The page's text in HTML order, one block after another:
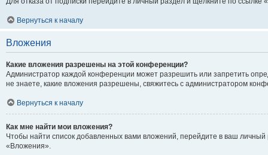
Вернуться к началу
Вложения
Какие вложения разрешены на этой конференции?
Администратор каждой конференции может разрешить или запретить
не знаете, какие вложения разрешены, свяжитесь с администратором
Вернуться к началу
Как мне найти мои вложения?
Чтобы найти список добавленных вами вложений, перейдите в ваш
«Вложения».